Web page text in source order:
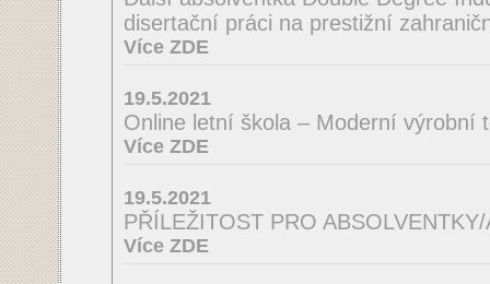
disertační práci na prestižní
Více ZDE
19.5.2021
Online letní škola – Moderní výrobní
Více ZDE
19.5.2021
PŘÍLEŽITOST PRO
Více ZDE